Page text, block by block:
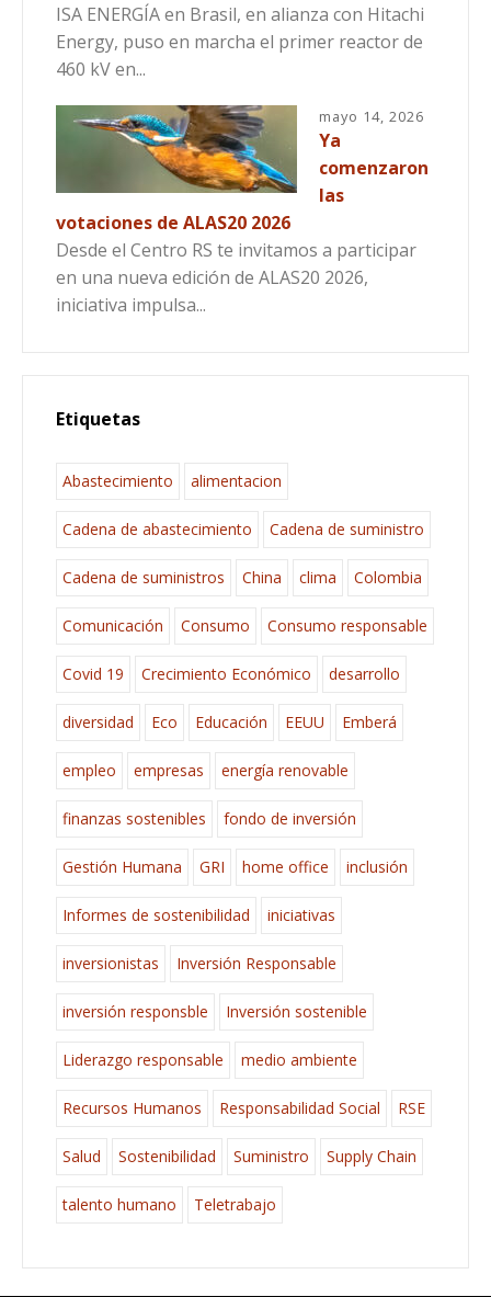
ISA ENERGÍA en Brasil, en alianza con Hitachi
Energy, puso en marcha el primer reactor de
460 kV en...
mayo 14, 2026
Ya
comenzaron
las
votaciones de ALAS20 2026
Desde el Centro RS te invitamos a participar
en una nueva edición de ALAS20 2026,
iniciativa impulsa...
Etiquetas
Abastecimiento alimentacion
Cadena de abastecimiento Cadena de suministro
Cadena de suministros China clima Colombia
Comunicación Consumo Consumo responsable
Covid 19 Crecimiento Económico desarrollo
diversidad Eco Educación EEUU Emberá
empleo empresas energía renovable
finanzas sostenibles fondo de inversión
Gestión Humana GRI home office inclusión
Informes de sostenibilidad iniciativas
inversionistas Inversión Responsable
inversión responsble Inversión sostenible
Liderazgo responsable medio ambiente
Recursos Humanos Responsabilidad Social RSE
Salud Sostenibilidad Suministro Supply Chain
talento humano Teletrabajo